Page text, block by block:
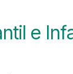
trabalhe
e